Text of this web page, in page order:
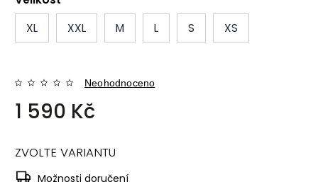
XL
XXL M L S XS
Neohodnoceno
1 590 Kč
ZVOLTE VARIANTU
Možnosti doručení